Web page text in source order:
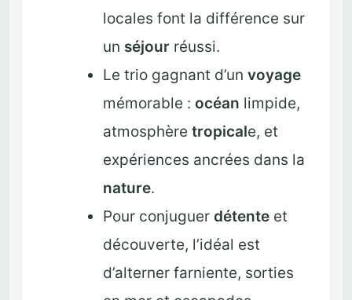
locales font la différence sur
un séjour réussi.
Le trio gagnant d’unvoyage
mémorable :océan limpide,
atmosphèretropicale, et
expériences ancrées dans la
nature.
Pour conjuguerdétente et
découverte, l’idéal est
d’alterner farniente, sorties